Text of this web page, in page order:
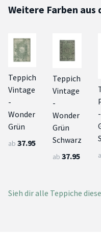
Weitere Farben
Teppich
Vintage
-
Wonder
Grün
ab 37.95
Teppich
Vintage
-
Wonder
Grün
Schwarz
ab 37.95
Sieh dir alle Teppiche